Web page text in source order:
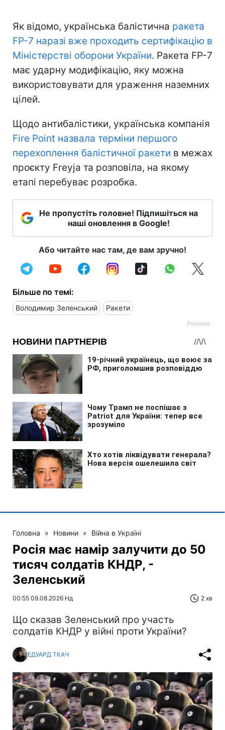
Як відомо, українська балістична ракета
FP-7 наразі вже проходить сертифікацію в
Міністерстві оборони України. Ракета FP-7
має ударну модифікацію, яку можна
використовувати для ураження наземних
цілей.
Щодо антибалістики, українська компанія
Fire Point назвала терміни першого
перехоплення балістичної ракети в межах
проєкту Freyja та розповіла, на якому
етапі перебуває розробка.
Не пропустіть головне! Підпишіться на
наші оновлення в Google!
Або читайте нас там, де вам зручно!
Більше по темі:
Володимир Зеленський Ракети
Головна » Новини » Війна в Україні
Росія має намір залучити до 50
тисяч солдатів КНДР, -
Зеленський
00:55 09.08.2026 Нд 2 хв
Що сказав Зеленський про участь
солдатів КНДР у війні проти України?
ЕДУАРД ТКАЧ